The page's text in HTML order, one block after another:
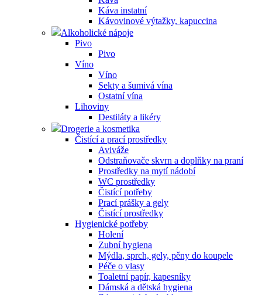
Káva instatní
Kávovinové výtažky, kapuccina
Alkoholické nápoje
Pivo
Pivo
Víno
Víno
Sekty a šumivá vína
Ostatní vína
Lihoviny
Destiláty a likéry
Drogerie a kosmetika
Čistící a prací prostředky
Aviváže
Odstraňovače skvrn a doplňky na praní
Prostředky na mytí nádobí
WC prostředky
Čistící potřeby
Prací prášky a gely
Čistící prostředky
Hygienické potřeby
Holení
Zubní hygiena
Mýdla, sprch, gely, pěny do koupele
Péče o vlasy
Toaletní papír, kapesníky
Dámská a dětská hygiena